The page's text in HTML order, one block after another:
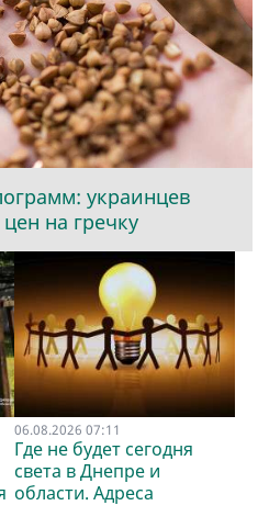
украинцев
на гречку
06.08.2026 07:11
Где не будет сегодня
света в Днепре и
области. Адреса